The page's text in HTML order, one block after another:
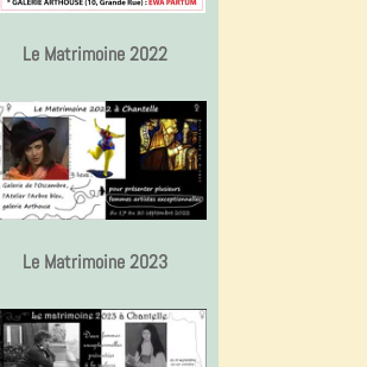
Le Matrimoine 2022
Le Matrimoine 2023